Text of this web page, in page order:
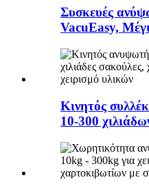
Συσκευές
VacuEasy,
Κινητός
10-300